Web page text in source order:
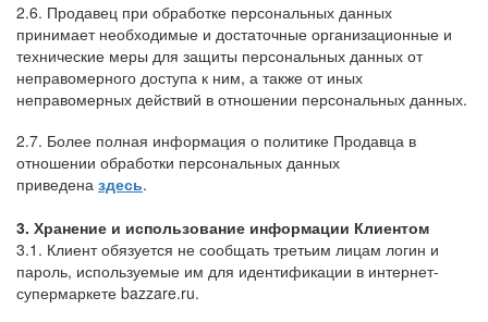
2.6. Продавец при обработке персональных данных
принимает необходимые и достаточные организационные и
технические меры для защиты персональных данных от
неправомерного доступа к ним, а также от иных
неправомерных действий в отношении персональных данных.
2.7. Более полная информация о политике Продавца в
отношении обработки персональных данных
приведена здесь.
3. Хранение и использование информации Клиентом
3.1. Клиент обязуется не сообщать третьим лицам логин и
пароль, используемые им для идентификации в интернет-
супермаркете bazzare.ru.